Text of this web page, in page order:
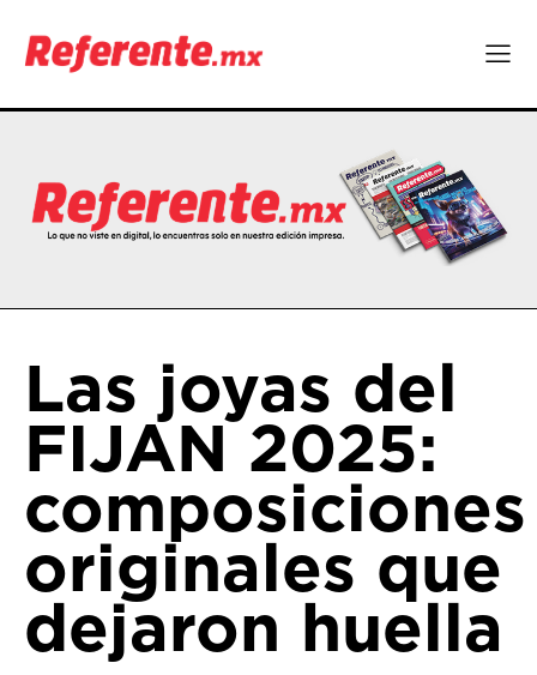
Las joyas del
FIJAN 2025:
composiciones
originales que
dejaron huella